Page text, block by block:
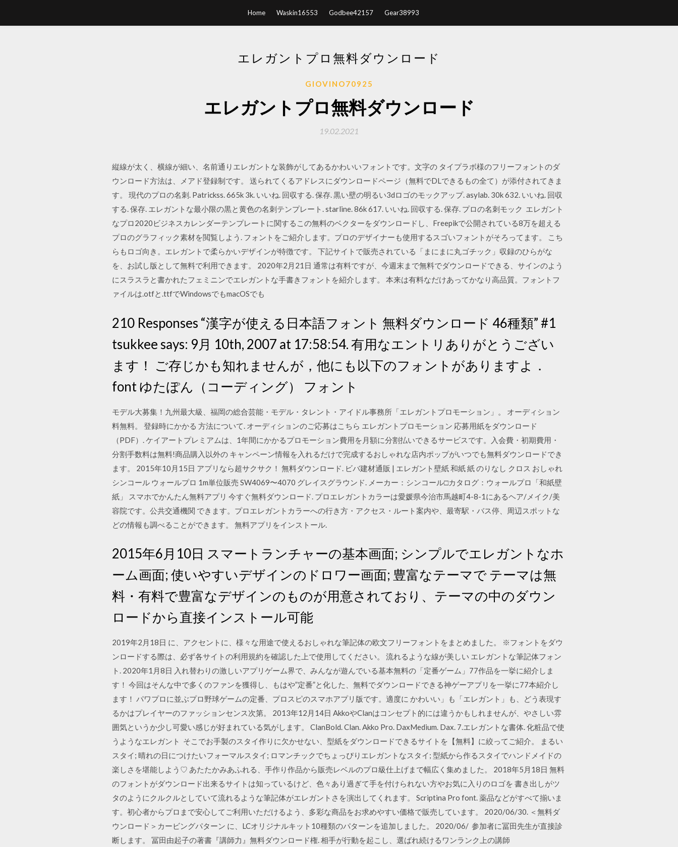
Home Waskin16553 Godbee42157 Gear38993
エレガントプロ無料ダウンロード
GIOVINO70925
エレガントプロ無料ダウンロード
19.02.2021
縦線が太く、横線が細い、名前通りエレガントな装飾がしてあるかわいいフォントです。文字の タイプラボ様のフリーフォントのダ
ウンロード方法は、メアド登録制です。 送られてくるアドレスにダウンロードページ（無料でDLできるもの全て）が添付されてきま
す。 現代のプロの名刺. Patrickss. 665k 3k. いいね. 回収する. 保存. 黒い壁の明るい3dロゴのモックアップ. asylab. 30k 632. いいね. 回収
する. 保存. エレガントな最小限の黒と黄色の名刺テンプレート. starline. 86k 617. いいね. 回収する. 保存. プロの名刺モック エレガント
なプロ2020ビジネスカレンダーテンプレートに関するこの無料のベクターをダウンロードし、Freepikで公開されている8万を超える
プロのグラフィック素材を閲覧しよう. フォントをご紹介します。プロのデザイナーも使用するスゴいフォントがそろってます。 こち
らもロゴ向き。エレガントで柔らかいデザインが特徴です。 下記サイトで販売されている「まにまに丸ゴチック」収録のひらがな
を、お試し版として無料で利用できます。 2020年2月21日 通常は有料ですが、今週末まで無料でダウンロードできる、サインのよう
にスラスラと書かれたフェミニンでエレガントな手書きフォントを紹介します。 本来は有料なだけあってかなり高品質。フォントフ
ァイルは.otfと.ttfでWindowsでもmacOSでも
210 Responses “漢字が使える日本語フォント 無料ダウンロード 46種類” #1
tsukkee says: 9月 10th, 2007 at 17:58:54. 有用なエントリありがとうござい
ます！ ご存じかも知れませんが，他にも以下のフォントがありますよ．
font ゆたぽん（コーディング） フォント
モデル大募集！九州最大級、福岡の総合芸能・モデル・タレント・アイドル事務所「エレガントプロモーション」。 オーディション
料無料。 登録時にかかる 方法について. オーディションのご応募はこちら エレガントプロモーション 応募用紙をダウンロード
（PDF）. ケイアートプレミアムは、1年間にかかるプロモーション費用を月額に分割払いできるサービスです。入会費・初期費用・
分割手数料は無料!商品購入以外の キャンペーン情報を入れるだけで完成するおしゃれな店内ポップがいつでも無料ダウンロードでき
ます。 2015年10月15日 アプリなら超サクサク！ 無料ダウンロード. ビバ建材通販 | エレガント壁紙 和紙 紙 のりなし クロス おしゃれ
シンコール ウォールプロ 1m単位販売 SW4069〜4070 グレイスグラウンド. メーカー：シンコール□カタログ：ウォールプロ「和紙壁
紙」 スマホでかんたん無料アプリ 今すぐ無料ダウンロード. プロエレガントカラーは愛媛県今治市馬越町4-8-1にあるヘア/メイク/美
容院です。公共交通機関 できます。プロエレガントカラーへの行き方・アクセス・ルート案内や、最寄駅・バス停、周辺スポットな
どの情報も調べることができます。 無料アプリをインストール.
2015年6月10日 スマートランチャーの基本画面; シンプルでエレガントなホ
ーム画面; 使いやすいデザインのドロワー画面; 豊富なテーマで テーマは無
料・有料で豊富なデザインのものが用意されており、テーマの中のダウン
ロードから直接インストール可能
2019年2月18日 に、アクセントに、様々な用途で使えるおしゃれな筆記体の欧文フリーフォントをまとめました。 ※フォントをダウ
ンロードする際は、必ず各サイトの利用規約を確認した上で使用してください。 流れるような線が美しい エレガントな筆記体フォン
ト. 2020年1月8日 入れ替わりの激しいアプリゲーム界で、みんなが遊んでいる基本無料の「定番ゲーム」77作品を一挙に紹介しま
す！ 今回はそんな中で多くのファンを獲得し、もはや”定番”と化した、無料でダウンロードできる神ゲーアプリを一挙に77本紹介し
ます！ パワプロに並ぶプロ野球ゲームの定番、プロスピのスマホアプリ版です。適度に かわいい」も「エレガント」も、どう表現す
るかはプレイヤーのファッションセンス次第。 2013年12月14日 AkkoやClanはコンセプト的には違うかもしれませんが、やさしい雰
囲気というか少し可愛い感じが好まれている気がします。 ClanBold. Clan. Akko Pro. DaxMedium. Dax. 7.エレガントな書体. 化粧品で使
うようなエレガント そこでお手製のスタイ作りに欠かせない、型紙をダウンロードできるサイトを【無料】に絞ってご紹介。 まるい
スタイ; 晴れの日につけたいフォーマルスタイ; ロマンチックでちょっぴりエレガントなスタイ; 型紙から作るスタイでハンドメイドの
楽しさを堪能しよう♡ あたたかみあふれる、手作り作品から販売レベルのプロ級仕上げまで幅広く集めました。 2018年5月18日 無料
のフォントがダウンロード出来るサイトは知っているけど、色々あり過ぎて手を付けられない方やお気に入りのロゴを 書き出しがツ
タのようにクルクルとしていて流れるような筆記体がエレガントさを演出してくれます。 Scriptina Pro font. 薬品などがすべて揃いま
す。初心者からプロまで安心してご利用いただけるよう、多彩な商品をお求めやすい価格で販売しています。 2020/06/30. ＜無料ダ
ウンロード＞カービングパターン に、LCオリジナルキット10種類のパターンを追加しました。 2020/06/ 参加者に冨田先生が直接診
断します。 冨田由起子の著書『講師力』無料ダウンロード権. 相手が行動を起こし、選ばれ続けるワンランク上の講師